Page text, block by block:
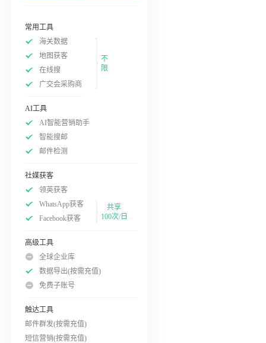
常用工具
海关数据
地图获客
在线搜
广交会采购商
不
限
AI工具
AI智能营销助手
智能搜邮
邮件检测
社媒获客
领英获客
WhatsApp获客
Facebook获客
共享
100次/日
高级工具
全球企业库
数据导出(按需充值)
免费子账号
触达工具
邮件群发(按需充值)
短信营销(按需充值)